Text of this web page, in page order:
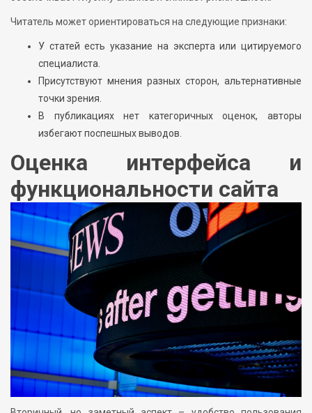
Читатель может ориентироваться на следующие признаки:
У статей есть указание на эксперта или цитируемого
специалиста.
Присутствуют мнения разных сторон, альтернативные
точки зрения.
В публикациях нет категоричных оценок, авторы
избегают поспешных выводов.
Оценка интерфейса и
функциональности сайта